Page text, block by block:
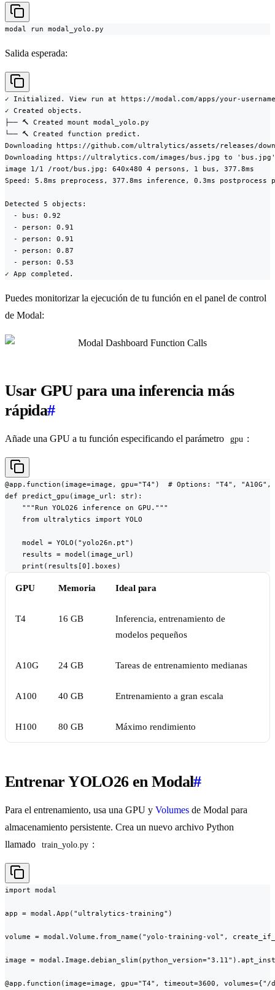
modal run modal_yolo.py
Salida esperada:
✓ Initialized. View run at https://modal.com/apps/your-
✓ Created objects.
├── 🔨 Created mount modal_yolo.py
└── 🔨 Created function predict.
Downloading https://github.com/ultralytics/assets/releases/
Downloading https://ultralytics.com/images/bus.jpg to
image 1/1 /root/bus.jpg: 640x480 4 persons, 1 bus, 377.8ms
Speed: 5.8ms preprocess, 377.8ms inference, 0.3ms
Detected 5 objects:
  - bus: 0.92
  - person: 0.91
  - person: 0.91
  - person: 0.87
  - person: 0.53
✓ App completed.
Puedes monitorizar la ejecución de tu función en el panel de control
de Modal:
Usar GPU para una inferencia más
rápida#
Añade una GPU a tu función especificando el parámetro gpu :
@app.function(image=image, gpu="T4")  # Options: "T4", "A10G",
def predict_gpu(image_url: str):
    """Run YOLO26 inference on GPU."""
    from ultralytics import YOLO
    model = YOLO("yolo26n.pt")
    results = model(image_url)
    print(results[0].boxes)
GPU Memoria Ideal para
T4 16 GB
Inferencia, entrenamiento de
modelos pequeños
A10G 24 GB Tareas de entrenamiento medianas
A100 40 GB Entrenamiento a gran escala
H100 80 GB Máximo rendimiento
Entrenar YOLO26 en Modal#
Para el entrenamiento, usa una GPU y Volumes de Modal para
almacenamiento persistente. Crea un nuevo archivo Python
llamado
train_yolo.py :
import modal
app = modal.App("ultralytics-training")
volume = modal.Volume.from_name("yolo-training-vol",
image =
@app.function(image=image, gpu="T4", timeout=3600,